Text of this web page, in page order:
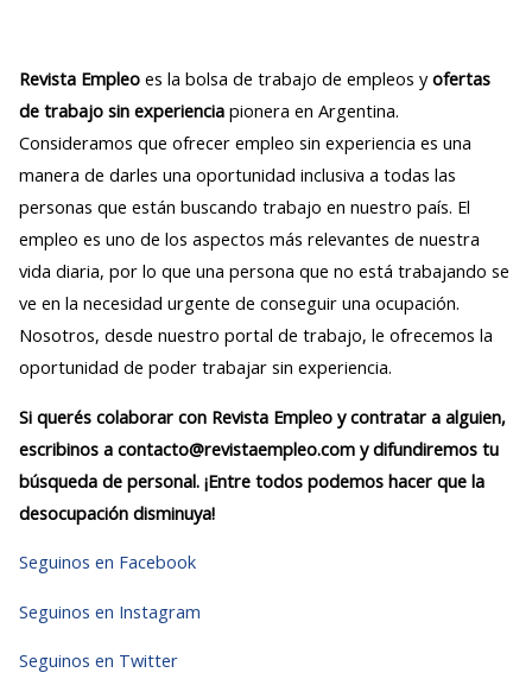
Revista Empleo es la bolsa de trabajo de empleos yofertas
de trabajo sin experiencia pionera en Argentina.
Consideramos que ofrecer empleo sin experiencia es una
manera de darles una oportunidad inclusiva a todas las
personas que están buscando trabajo en nuestro país. El
empleo es uno de los aspectos más relevantes de nuestra
vida diaria, por lo que una persona que no está trabajando se
ve en la necesidad urgente de conseguir una ocupación.
Nosotros, desde nuestro portal de trabajo, le ofrecemos la
oportunidad de poder trabajar sin experiencia.
Si querés colaborar con Revista Empleo y contratar a alguien,
escribinos a contacto@revistaempleo.com y difundiremos tu
búsqueda de personal. ¡Entre todos podemos hacer que la
desocupación disminuya!
Seguinos en Facebook
Seguinos en Instagram
Seguinos en Twitter